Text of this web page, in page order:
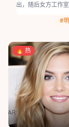
出，随后女方工作
#
🔥 热